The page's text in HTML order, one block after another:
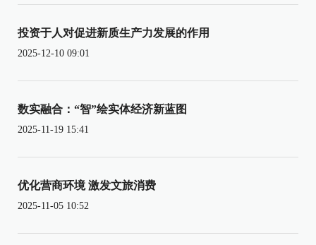
投资于人对促进新质生产力发展的作用
2025-12-10 09:01
数实融合：“智”绘实体经济新蓝图
2025-11-19 15:41
优化营商环境 激发文旅消费
2025-11-05 10:52